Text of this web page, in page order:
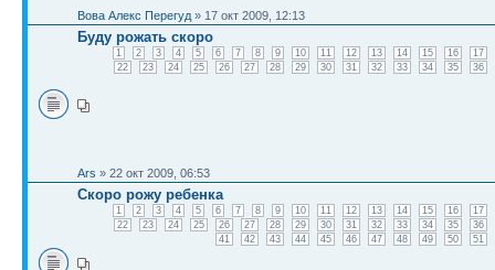
Вова Алекс Перегуд » 17 окт 2009, 12:13
Буду рожать скоро
1 2 3 4 5 6 7 8 9 10 11 12 13 14 15 16
17
22
23 24 25 26 27 28 29 30 31 32 33 34 35 36
Ars » 22 окт 2009, 06:53
Скоро рожу ребенка
1 2 3 4 5 6 7 8 9 10 11 12 13 14 15 16
17
22
23 24 25 26 27 28 29 30 31 32 33 34 35
36
41
42 43 44 45 46 47 48 49 50 51